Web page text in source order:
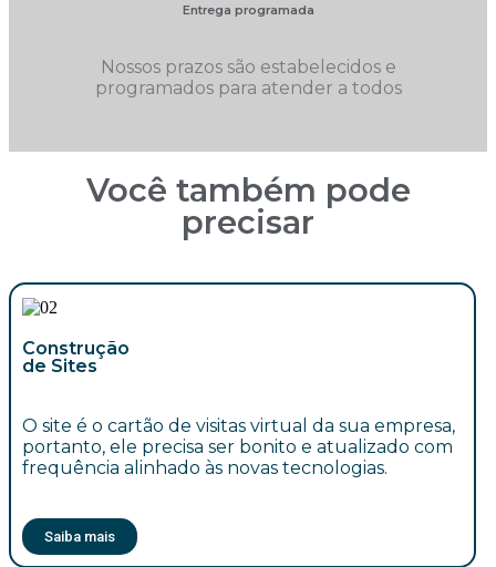
Entrega programada
Nossos prazos são estabelecidos e
programados para atender a todos
Você também pode
precisar
Construção
de Sites
O site é o cartão de visitas virtual da sua empresa,
portanto, ele precisa ser bonito e atualizado com
frequência alinhado às novas tecnologias.
Saiba mais